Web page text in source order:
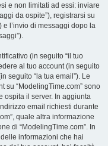
e non limitati ad essi: inviare
da ospite”), registrarsi su
e l’invio di messaggi dopo la
(in seguito “il tuo
al tuo account (in seguito
seguito “la tua email”). Le
su “ModelingTime.com” sono
ospita il server. In aggiunta
email richiesti durante
quale altra informazione
di “ModelingTime.com”. In
informazioni che hai